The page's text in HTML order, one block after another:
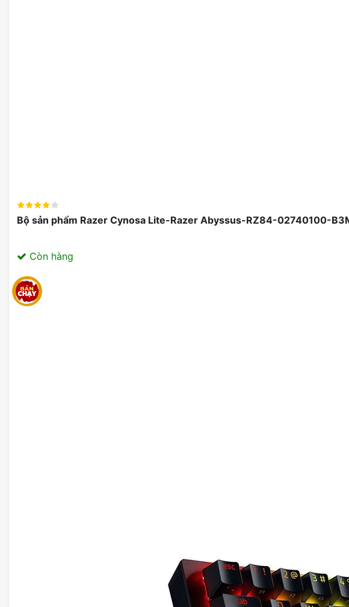
Bộ sản phẩm Razer Cynosa Lite-Razer Abyssus-RZ84-02740100-
Còn hàng